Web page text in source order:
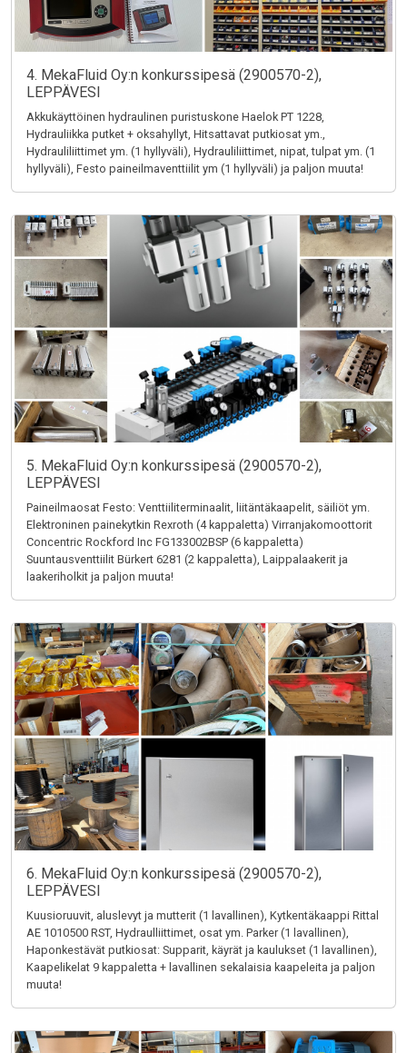
4. MekaFluid Oy:n konkurssipesä (2900570-2),
LEPPÄVESI
Akkukäyttöinen hydraulinen puristuskone Haelok PT 1228,
Hydrauliikka putket + oksahyllyt, Hitsattavat putkiosat ym.,
Hydrauliliittimet ym. (1 hyllyväli), Hydrauliliittimet, nipat, tulpat ym. (1
hyllyväli), Festo paineilmaventtiilit ym (1 hyllyväli) ja paljon muuta!
5. MekaFluid Oy:n konkurssipesä (2900570-2),
LEPPÄVESI
Paineilmaosat Festo: Venttiiliterminaalit, liitäntäkaapelit, säiliöt ym.
Elektroninen painekytkin Rexroth (4 kappaletta) Virranjakomoottorit
Concentric Rockford Inc FG133002BSP (6 kappaletta)
Suuntausventtiilit Bürkert 6281 (2 kappaletta), Laippalaakerit ja
laakeriholkit ja paljon muuta!
6. MekaFluid Oy:n konkurssipesä (2900570-2),
LEPPÄVESI
Kuusioruuvit, aluslevyt ja mutterit (1 lavallinen), Kytkentäkaappi Rittal
AE 1010500 RST, Hydraulliittimet, osat ym. Parker (1 lavallinen),
Haponkestävät putkiosat: Supparit, käyrät ja kaulukset (1 lavallinen),
Kaapelikelat 9 kappaletta + lavallinen sekalaisia kaapeleita ja paljon
muuta!